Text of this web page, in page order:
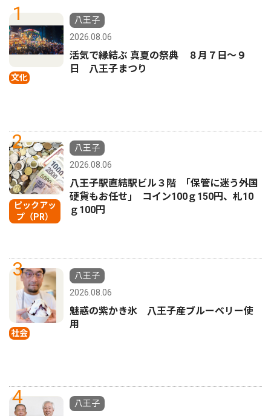
1
文化
八王子
2026.08.06
活気で縁結ぶ 真夏の祭典 ８月７日〜９
日 八王子まつり
2
ピックアッ
プ（PR）
八王子
2026.08.06
八王子駅直結駅ビル３階 ｢保管に迷う外国
硬貨もお任せ｣ コイン100ｇ150円、札10
ｇ100円
3
社会
八王子
2026.08.06
魅惑の紫かき氷 八王子産ブルーベリー使
用
4
八王子